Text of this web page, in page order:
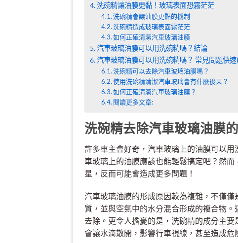
洗碗精讓油膜更黏！玻璃表面恐霧茫茫
洗碗精會讓油膜更黏的機制
洗碗精造成玻璃表面霧茫茫
如何正確清潔汽車玻璃油膜
汽車玻璃油膜可以用洗碗精嗎？結論
汽車玻璃油膜可以用洗碗精嗎？ 常見問題快速
洗碗精可以去除汽車玻璃油膜嗎？
使用洗碗精清潔汽車玻璃會有什麼後果？
如何正確清潔汽車玻璃油膜？
閱讀更多文章:
洗碗精去除汽車玻璃油膜
許多車主會好奇，汽車玻璃上的油膜可以
車玻璃上的油膜應該也能輕鬆搞定吧？然
星，反而可能會造成更多問題！
汽車玻璃油膜的形成原因較為複雜，不僅
質，並與空氣中的水分混合形成的複合物
去除。更令人擔憂的是，洗碗精的成分主
會讓水滴散開，影響行車視線，甚至造成危